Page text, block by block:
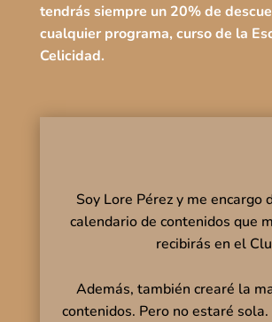
tendrás siempre un 20% de
cualquier programa, curso de la
Celicidad.
Soy Lore Pérez y me encargo
calendario de contenidos que
recibirás en el
Además, también crearé la
contenidos. Pero no estaré